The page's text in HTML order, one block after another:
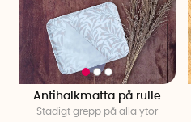
Antihalkmatta på rulle
Stadigt grepp på alla ytor